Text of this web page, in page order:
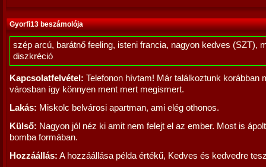
Gyorfi13 beszámolója
szép arcú, barátnő feeling, isteni francia, nagyon kedves (SZT),
diszkréció
Kapcsolatfelvétel: Telefonon hívtam! Már találkoztunk korábban
városban így könnyen ment mert megismert.
Lakás: Miskolc belvárosi apartman, ami elég othonos.
Külső: Nagyon jól néz ki amit nem felejt el az ember. Most is
bomba formában.
Hozzáállás: A hozzáállása példa értékű, Kedves és kedvedre